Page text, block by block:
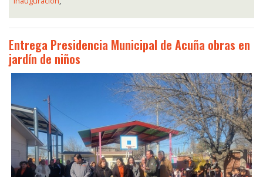
Entrega Presidencia Municipal de Acuña obras en
jardín de niños